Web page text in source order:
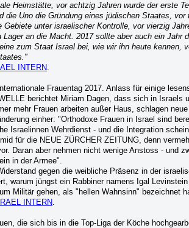
Heimstätte, vor achtzig Jahren wurde der erste
die Uno die Gründung eines jüdischen Staates, vor
Gebiete unter israelischer Kontrolle, vor vierzig
an die Macht. 2017 sollte aber auch ein Jahr
zum Staat Israel bei, wie wir ihn heute kennen,
INTERN.
Frauentag 2017. Anlass für einige
berichtet Miriam Dagen, dass sich in Israels
mehr Frauen arbeiten außer Haus, schlagen
einher: "Orthodoxe Frauen in Israel sind
Israelinnen Wehrdienst - und die Integration
für die NEUE ZÜRCHER ZEITUNG, denn
Daran aber nehmen nicht wenige Anstoss - und
in der Armee".
gegen die weibliche Präsenz in der
warum jüngst ein Rabbiner namens Igal
Militär gehen, als "hellen Wahnsinn" bezeichnet
INTERN.
die sich bis in die Top-Liga der Köche